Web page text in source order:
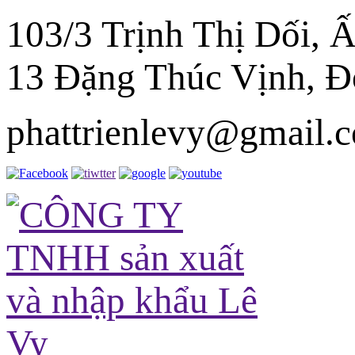
103/3 Trịnh Thị Dối,
13 Đặng Thúc Vịnh,